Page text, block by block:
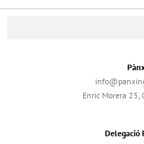
Enric Morera
Delegació